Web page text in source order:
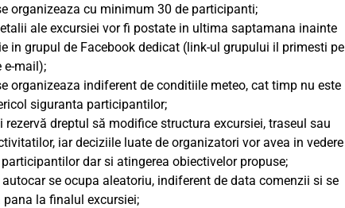
organizeaza cu minimum 30 de participanti;
ale excursiei vor fi postate in ultima saptamana inainte
in grupul de Facebook dedicat (link-ul grupului il primesti pe
e-mail);
organizeaza indiferent de conditiile meteo, cat timp nu este
siguranta participantilor;
rezervă dreptul să modifice structura excursiei, traseul sau
iar deciziile luate de organizatori vor avea in vedere
dar si atingerea obiectivelor propuse;
se ocupa aleatoriu, indiferent de data comenzii si se
pana la finalul excursiei;